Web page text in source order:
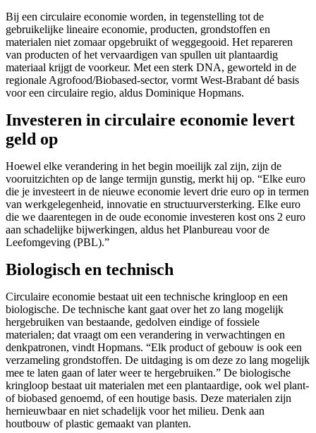
Bij een circulaire economie worden, in tegenstelling tot de
gebruikelijke lineaire economie, producten, grondstoffen en
materialen niet zomaar opgebruikt of weggegooid. Het repareren
van producten of het vervaardigen van spullen uit plantaardig
materiaal krijgt de voorkeur. Met een sterk DNA, geworteld in de
regionale Agrofood/Biobased-sector, vormt West-Brabant dé basis
voor een circulaire regio, aldus Dominique Hopmans.
Investeren in circulaire economie levert
geld op
Hoewel elke verandering in het begin moeilijk zal zijn, zijn de
vooruitzichten op de lange termijn gunstig, merkt hij op. “Elke euro
die je investeert in de nieuwe economie levert drie euro op in termen
van werkgelegenheid, innovatie en structuurversterking. Elke euro
die we daarentegen in de oude economie investeren kost ons 2 euro
aan schadelijke bijwerkingen, aldus het Planbureau voor de
Leefomgeving (PBL).”
Biologisch en technisch
Circulaire economie bestaat uit een technische kringloop en een
biologische. De technische kant gaat over het zo lang mogelijk
hergebruiken van bestaande, gedolven eindige of fossiele
materialen; dat vraagt om een verandering in verwachtingen en
denkpatronen, vindt Hopmans. “Elk product of gebouw is ook een
verzameling grondstoffen. De uitdaging is om deze zo lang mogelijk
mee te laten gaan of later weer te hergebruiken.” De biologische
kringloop bestaat uit materialen met een plantaardige, ook wel plant-
of biobased genoemd, of een houtige basis. Deze materialen zijn
hernieuwbaar en niet schadelijk voor het milieu. Denk aan
houtbouw of plastic gemaakt van planten.